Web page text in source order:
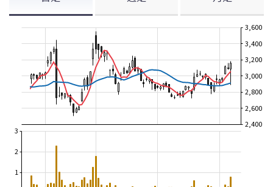
2,400
2,600
2,800
3,000
3,200
3,400
3,600
1
2
3